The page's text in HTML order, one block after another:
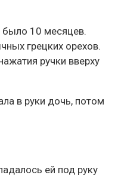
было 10 месяцев.
грецких орехов.
ручки вверху
в руки дочь, потом
ей под руку